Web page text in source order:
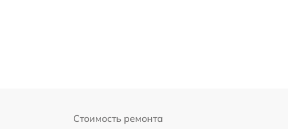
Стоимость ремонта